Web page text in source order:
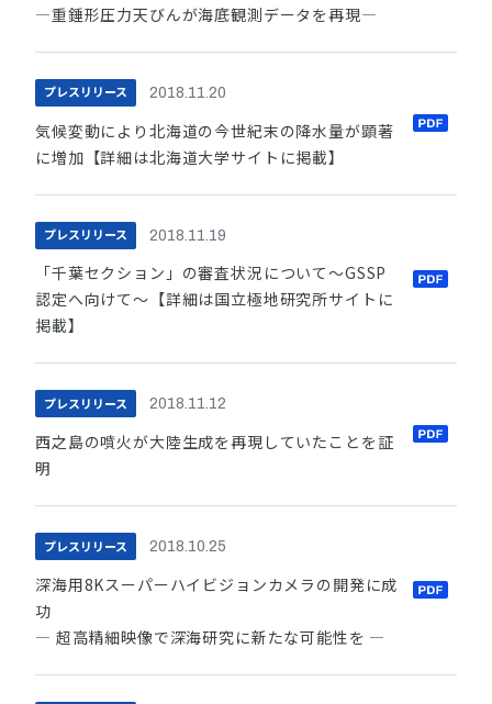
―重錘形圧力天びんが海底観測データを再現―
プレスリリース 2018.11.20
気候変動により北海道の今世紀末の降水量が顕著
に増加【詳細は北海道大学サイトに掲載】
プレスリリース 2018.11.19
「千葉セクション」の審査状況について～GSSP
認定へ向けて～【詳細は国立極地研究所サイトに
掲載】
プレスリリース 2018.11.12
西之島の噴火が大陸生成を再現していたことを証
明
プレスリリース 2018.10.25
深海用8Kスーパーハイビジョンカメラの開発に成
功
― 超高精細映像で深海研究に新たな可能性を ―